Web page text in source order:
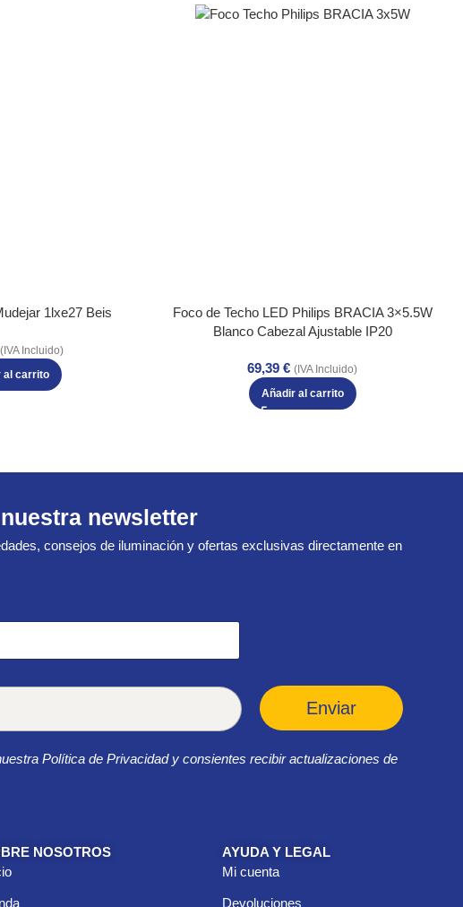
1lxe27 Beis
(IVA Incluido)
al carrito
Foco de Techo LED Philips BRACIA 3×5.5W
Blanco Cabezal Ajustable IP20
69,39€ (IVA Incluido)
Añadir al carrito
newsletter
consejos de iluminación y ofertas exclusivas directamente en
Enviar
Política de Privacidad y consientes recibir actualizaciones de
NOSOTROS
AYUDA Y LEGAL
Mi cuenta
Devoluciones